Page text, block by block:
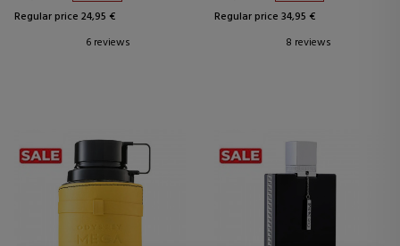
Regular price 24,95 €
6 reviews
Regular price 34,95 €
8 reviews